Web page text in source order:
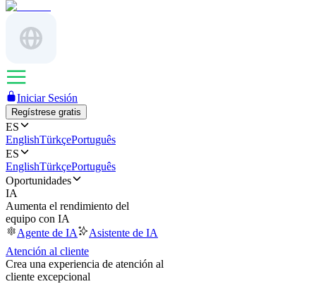
Iniciar Sesión
Regístrese gratis
ES
EnglishTürkçePortuguês
ES
EnglishTürkçePortuguês
Oportunidades
IA
Aumenta el rendimiento del
equipo con IA
Agente de IA
Asistente de IA
Atención al cliente
Crea una experiencia de atención al
cliente excepcional